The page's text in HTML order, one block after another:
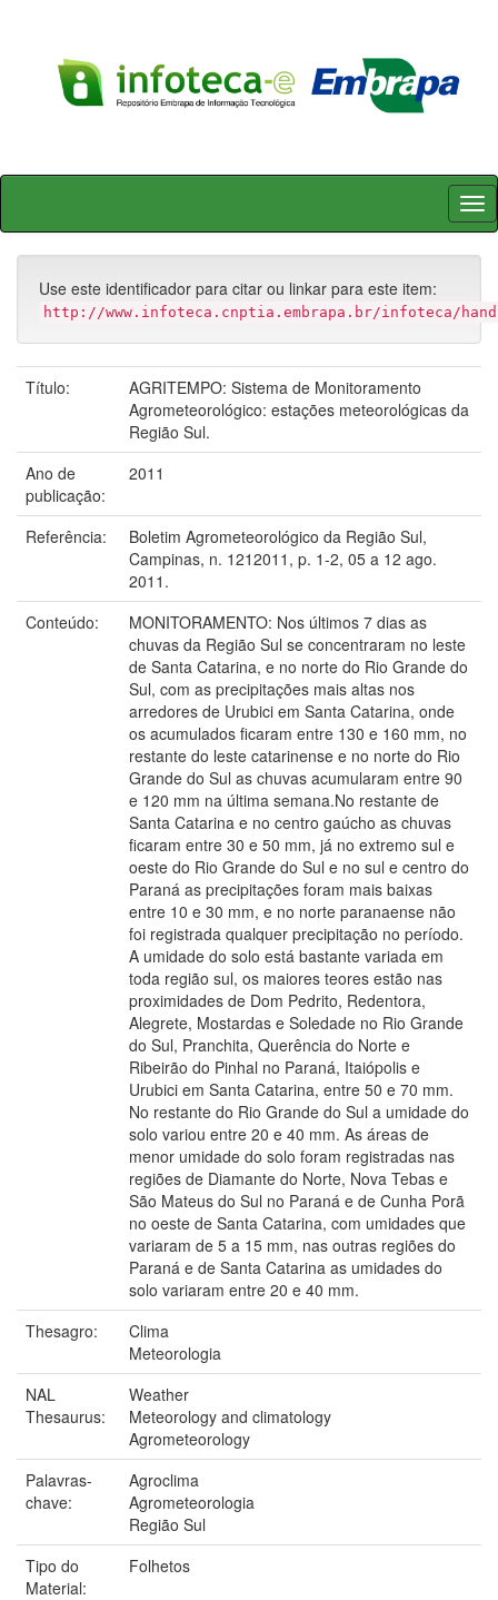
Skip
Use este identificador para citar ou linkar para este item:
http://www.infoteca.cnptia.embrapa.br/infoteca/
Título:
AGRITEMPO: Sistema de Monitoramento
Agrometeorológico: estações meteorológicas da
Região Sul.
Ano de
publicação:
2011
Referência:
Boletim Agrometeorológico da Região Sul,
Campinas, n. 1212011, p. 1-2, 05 a 12 ago.
2011.
Conteúdo:
MONITORAMENTO: Nos últimos 7 dias as
chuvas da Região Sul se concentraram no leste
de Santa Catarina, e no norte do Rio Grande do
Sul, com as precipitações mais altas nos
arredores de Urubici em Santa Catarina, onde
os acumulados ficaram entre 130 e 160 mm, no
restante do leste catarinense e no norte do Rio
Grande do Sul as chuvas acumularam entre 90
e 120 mm na última semana.No restante de
Santa Catarina e no centro gaúcho as chuvas
ficaram entre 30 e 50 mm, já no extremo sul e
oeste do Rio Grande do Sul e no sul e centro do
Paraná as precipitações foram mais baixas
entre 10 e 30 mm, e no norte paranaense não
foi registrada qualquer precipitação no período.
A umidade do solo está bastante variada em
toda região sul, os maiores teores estão nas
proximidades de Dom Pedrito, Redentora,
Alegrete, Mostardas e Soledade no Rio Grande
do Sul, Pranchita, Querência do Norte e
Ribeirão do Pinhal no Paraná, Itaiópolis e
Urubici em Santa Catarina, entre 50 e 70 mm.
No restante do Rio Grande do Sul a umidade do
solo variou entre 20 e 40 mm. As áreas de
menor umidade do solo foram registradas nas
regiões de Diamante do Norte, Nova Tebas e
São Mateus do Sul no Paraná e de Cunha Porã
no oeste de Santa Catarina, com umidades que
variaram de 5 a 15 mm, nas outras regiões do
Paraná e de Santa Catarina as umidades do
solo variaram entre 20 e 40 mm.
Thesagro:
Clima
Meteorologia
NAL
Thesaurus:
Weather
Meteorology and climatology
Agrometeorology
Palavras-
chave:
Agroclima
Agrometeorologia
Região Sul
Tipo do
Material:
Folhetos